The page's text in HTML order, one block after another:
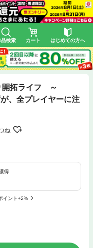
品検索 カート はじめての方へ
開拓ライフ ～
、全プレイヤーに注
ね
得
イント+2%